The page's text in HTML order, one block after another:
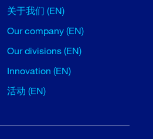
关于我们 (EN)
Our company (EN)
Our divisions (EN)
Innovation (EN)
活动 (EN)